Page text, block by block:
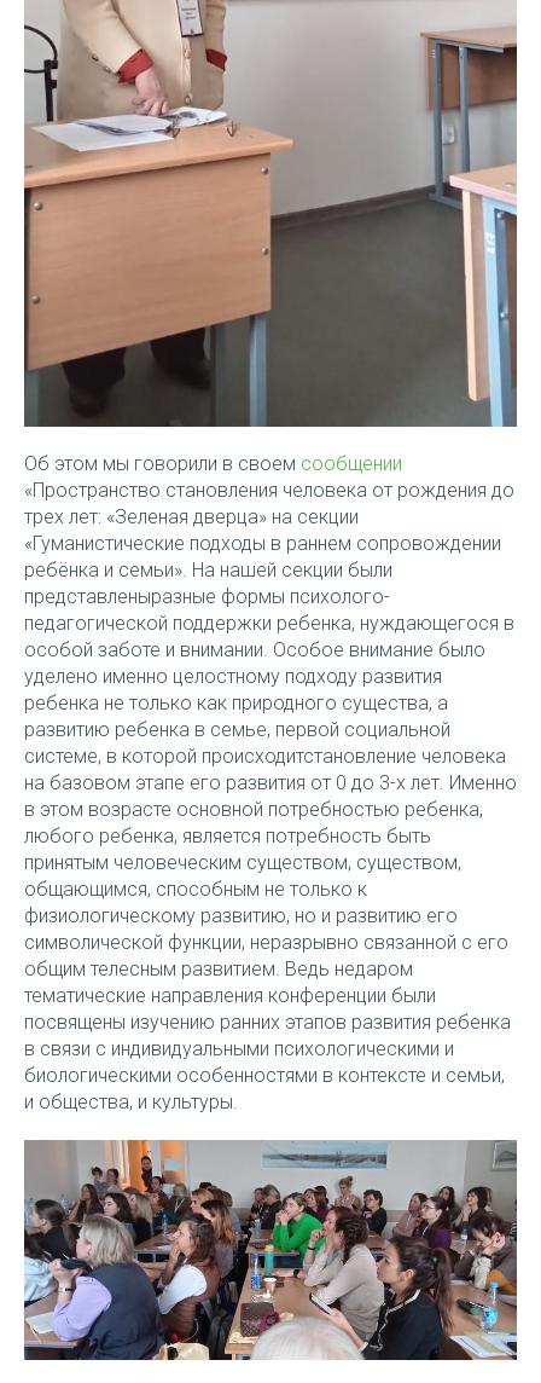
Об этом мы говорили в своем сообщении
«Пространство становления человека от рождения до
трех лет: «Зеленая дверца» на секции
«Гуманистические подходы в раннем сопровождении
ребёнка и семьи». На нашей секции были
представленыразные формы психолого-
педагогической поддержки ребенка, нуждающегося в
особой заботе и внимании. Особое внимание было
уделено именно целостному подходу развития
ребенка не только как природного существа, а
развитию ребенка в семье, первой социальной
системе, в которой происходитстановление человека
на базовом этапе его развития от 0 до 3-х лет. Именно
в этом возрасте основной потребностью ребенка,
любого ребенка, является потребность быть
принятым человеческим существом, существом,
общающимся, способным не только к
физиологическому развитию, но и развитию его
символической функции, неразрывно связанной с его
общим телесным развитием. Ведь недаром
тематические направления конференции были
посвящены изучению ранних этапов развития ребенка
в связи с индивидуальными психологическими и
биологическими особенностями в контексте и семьи,
и общества, и культуры.